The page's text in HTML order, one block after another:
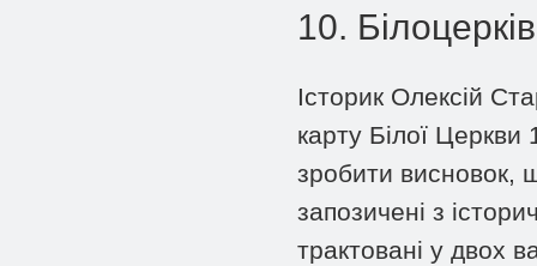
10.
Історик Олексій
карту Білої
зробити висновок,
запозичені з
трактовані у двох